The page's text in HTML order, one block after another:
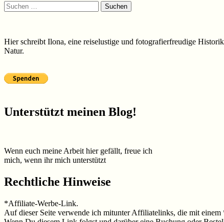
Suchen
nach:
Hier schreibt Ilona, eine reiselustige und fotografierfreudige
Natur.
Unterstützt meinen Blog!
Wenn euch meine Arbeit hier gefällt, freue ich
mich, wenn ihr mich unterstützt
Rechtliche Hinweise
*Affiliate-Werbe-Link.
Auf dieser Seite verwende ich mitunter Affiliatelinks, die mit einem